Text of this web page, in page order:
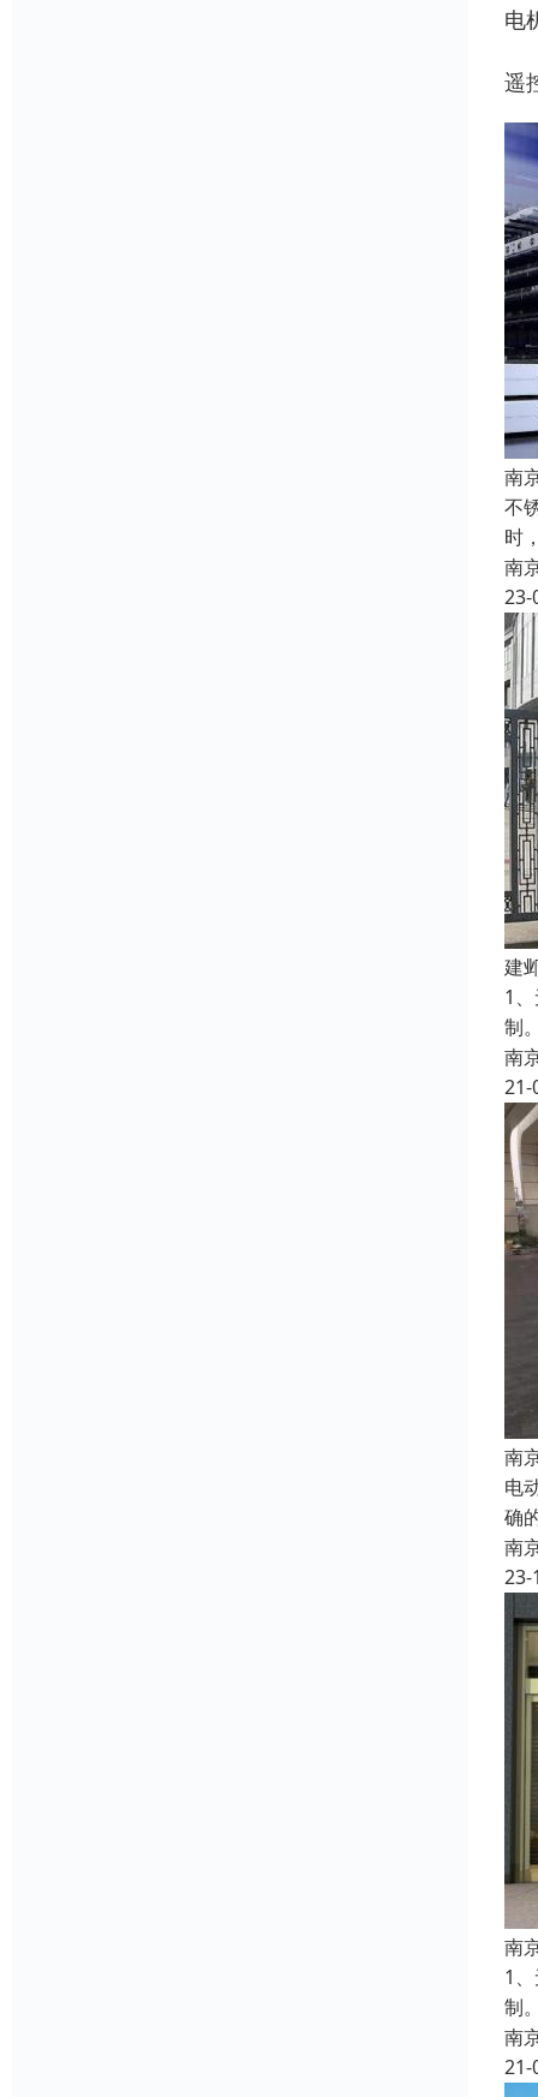
电
遥
南
不
时
南
23-
建
1
制
南
21-
南
电
确
南
23-
南
1
制
南
21-